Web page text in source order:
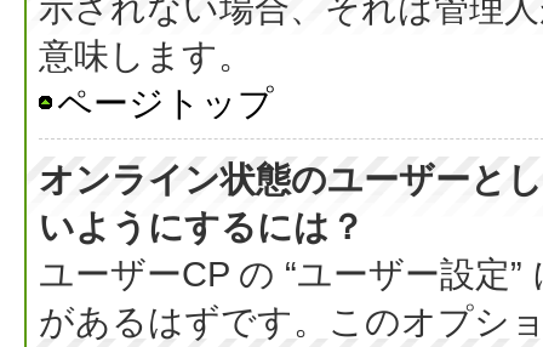
意味します。
ページトップ
オンライン状態のユーザーと
いようにするには？
ユーザーCP の “ユーザー設定
があるはずです。このオプシ